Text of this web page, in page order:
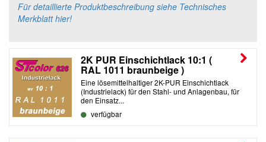
Für detaillierte Produktbeschreibung siehe Technisches
Merkblatt hier!
2K PUR Einschichtlack 10:1 (
RAL 1011 braunbeige )
Eine lösemittelhaltiger 2K-PUR Einschichtlack
(Industrielack) für den Stahl- und Anlagenbau, für
den Einsatz...
verfügbar